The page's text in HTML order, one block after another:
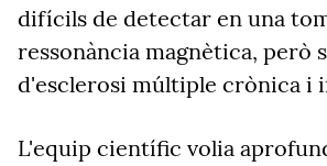
difícils de detectar en una
ressonància magnètica, però
d'esclerosi múltiple crònica i
L'equip científic volia